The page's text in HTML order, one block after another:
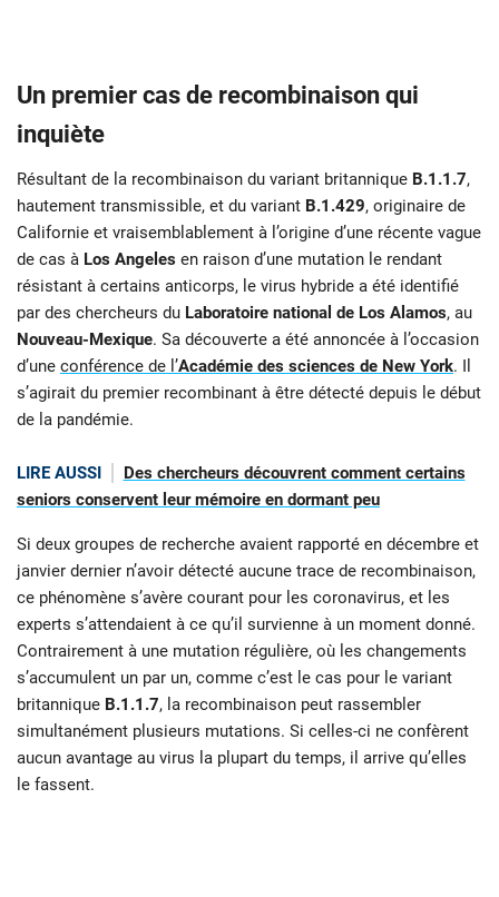
Un premier cas de recombinaison qui
inquiète
Résultant de la recombinaison du variant britannique B.1.1.7,
hautement transmissible, et du variant B.1.429, originaire de
Californie et vraisemblablement à l’origine d’une récente vague
de cas à Los Angeles en raison d’une mutation le rendant
résistant à certains anticorps, le virus hybride a été identifié
par des chercheurs du Laboratoire national de Los Alamos, au
Nouveau-Mexique. Sa découverte a été annoncée à l’occasion
d’une conférence de l’Académie des sciences de New York. Il
s’agirait du premier recombinant à être détecté depuis le début
de la pandémie.
LIRE AUSSI
Des chercheurs découvrent comment certains
seniors conservent leur mémoire en dormant peu
Si deux groupes de recherche avaient rapporté en décembre et
janvier dernier n’avoir détecté aucune trace de recombinaison,
ce phénomène s’avère courant pour les coronavirus, et les
experts s’attendaient à ce qu’il survienne à un moment donné.
Contrairement à une mutation régulière, où les changements
s’accumulent un par un, comme c’est le cas pour le variant
britannique B.1.1.7, la recombinaison peut rassembler
simultanément plusieurs mutations. Si celles-ci ne confèrent
aucun avantage au virus la plupart du temps, il arrive qu’elles
le fassent.